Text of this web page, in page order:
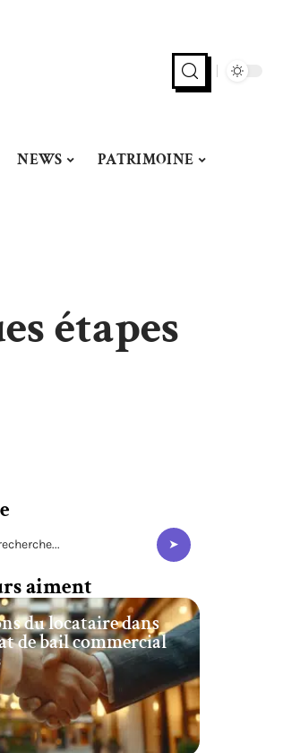
NEWS PATRIMOINE
étapes
aiment
du locataire dans
de bail commercial